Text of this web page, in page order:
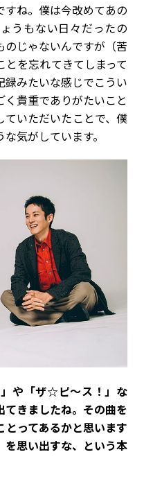
ね。僕は今改めてあの
うもない日々だったの
じゃないんですが（苦
を忘れてきてしまって
録みたいな感じでこうい
貴重でありがたいこと
ていただいたことで、僕
気がしています。
や「ザ☆ピ～ス！」な
てきましたね。その曲を
ってあるかと思います
を思い出すな、という本